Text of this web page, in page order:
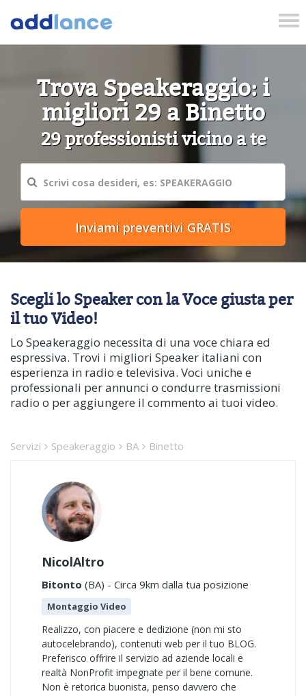
Trova Speakeraggio: i
migliori 29 a Binetto
29 professionisti vicino a te
Scegli lo Speaker con la Voce giusta per
il tuo Video!
Lo Speakeraggio necessita di una voce chiara ed
espressiva. Trovi i migliori Speaker italiani con
esperienza in radio e televisiva. Voci uniche e
professionali per annunci o condurre trasmissioni
radio o per aggiungere il commento ai tuoi video.
Servizi Speakeraggio BA Binetto
NicolAltro
Bitonto (BA) - Circa 9km dalla tua posizione
Montaggio Video
Realizzo, con piacere e dedizione (non mi sto
autocelebrando), contenuti web per il tuo BLOG.
Preferisco offrire il servizio ad aziende locali e
realtà NonProfit impegnate per il bene comune.
Non è retorica buonista, penso davvero che